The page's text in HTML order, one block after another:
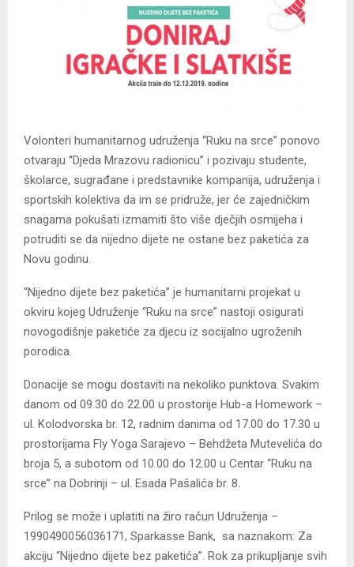
Volonteri humanitarnog udruženja “Ruku na srce” ponovo
otvaraju “Djeda Mrazovu radionicu” i pozivaju studente,
školarce, sugrađane i predstavnike kompanija, udruženja i
sportskih kolektiva da im se pridruže, jer će zajedničkim
snagama pokušati izmamiti što više dječjih osmijeha i
potruditi se da nijedno dijete ne ostane bez paketića za
Novu godinu.
“Nijedno dijete bez paketića” je humanitarni projekat u
okviru kojeg Udruženje “Ruku na srce” nastoji osigurati
novogodišnje paketiće za djecu iz socijalno ugroženih
porodica.
Donacije se mogu dostaviti na nekoliko punktova. Svakim
danom od 09.30 do 22.00 u prostorije Hub-a Homework –
ul. Kolodvorska br. 12, radnim danima od 17.00 do 17.30 u
prostorijama Fly Yoga Sarajevo – Behdžeta Mutevelića do
broja 5, a subotom od 10.00 do 12.00 u Centar “Ruku na
srce” na Dobrinji – ul. Esada Pašalića br. 8.
Prilog se može i uplatiti na žiro račun Udruženja –
1990490056036171, Sparkasse Bank, sa naznakom: Za
akciju “Nijedno dijete bez paketića”. Rok za prikupljanje svih